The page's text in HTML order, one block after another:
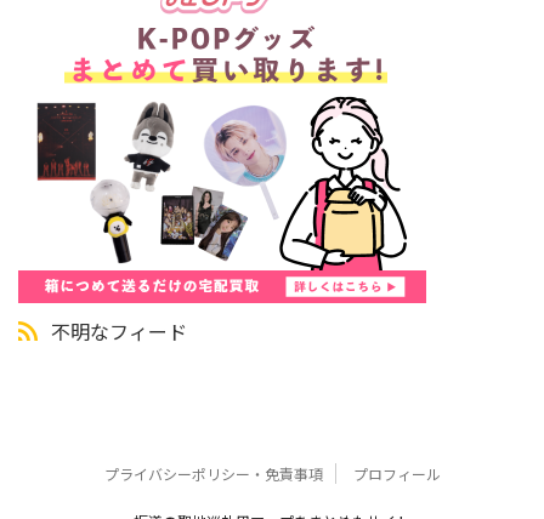
不明なフィード
プライバシーポリシー・免責事項 プロフィール